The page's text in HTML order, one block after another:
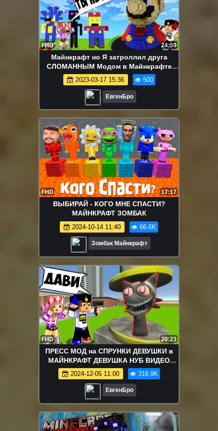
FHD 24:59
Майнкрафт но Я затроллил друга
СЛОМАННЫМ Модом в Майнкрафте
Троллинг Ловушка Minecraft
2023-03-17 15:36 500
ЕвгенБро
FHD 17:17
ВЫБИРАЙ - КОГО МНЕ СПАСТИ?
МАЙНКРАФТ ЗОМБАК
2024-10-14 11:40 66.6K
Зомбак Майнкрафт
FHD 20:23
ПРЕСС МОД на СПРУНКИ ДЕВУШКИ в
МАЙНКРАФТ ДЕВУШКА НУБ ВИДЕО
ТРОЛЛИНГ MINECRAFT SPRUNKI
2024-12-05 11:00 318.9K
ЕвгенБро